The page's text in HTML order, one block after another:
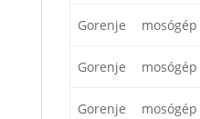
Gorenje mosógép
Gorenje mosógép
Gorenje mosógép